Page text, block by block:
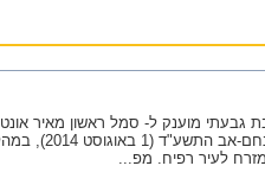
גבעתי מוענק ל- סמל ראשון מאיר
ביום
לעיר רפיח. מפ...